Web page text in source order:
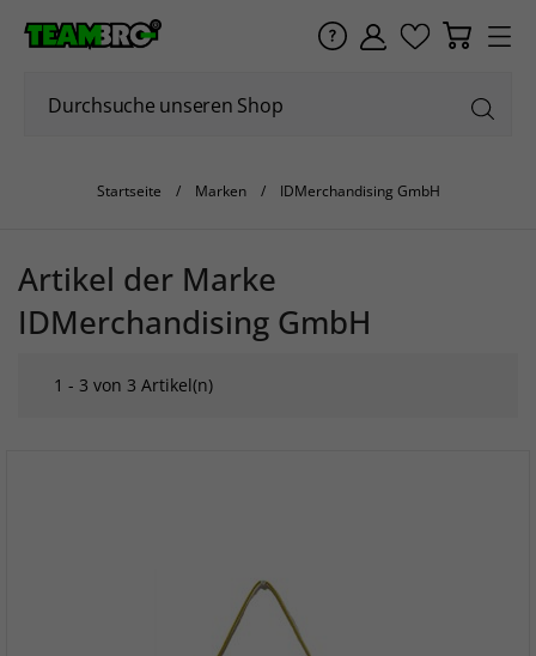
Startseite Marken IDMerchandising GmbH
Artikel der Marke
IDMerchandising GmbH
1 - 3 von 3 Artikel(n)